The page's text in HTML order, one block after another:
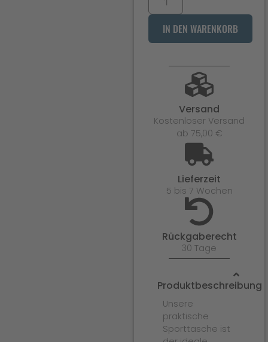
IN DEN WARENKORB
Versand
Kostenloser Versand
ab 75,00 €
Lieferzeit
5 bis 7 Wochen
Rückgaberecht
30 Tage
Produktbeschreibung
Unsere
praktische
Sporttasche ist